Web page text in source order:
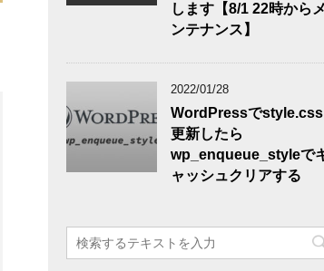
します【8/1 22時からメ
ンテナンス】
2022/01/28
WordPressでstyle.css
更新したら
wp_enqueue_styleで
ャッシュクリアする